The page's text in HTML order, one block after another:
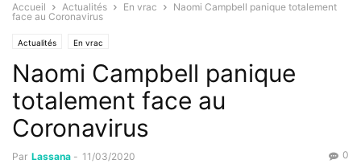
Accueil Actualités En vrac
Naomi Campbell panique totalement
face au Coronavirus
Actualités En vrac
Naomi Campbell panique
totalement face au
Coronavirus
Par Lassana - 11/03/2020 0